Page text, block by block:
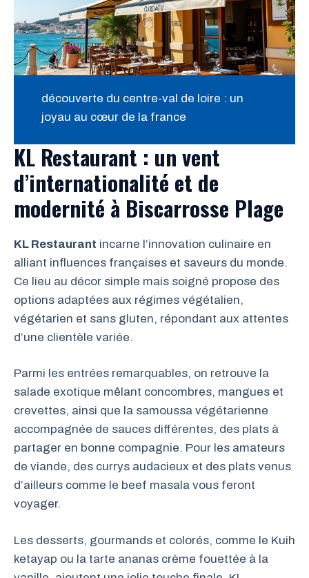
découverte du centre-val de loire : un
joyau au cœur de la france
KL Restaurant : un vent
d’internationalité et de
modernité à Biscarrosse Plage
KL Restaurant incarne l’innovation culinaire en
alliant influences françaises et saveurs du monde.
Ce lieu au décor simple mais soigné propose des
options adaptées aux régimes végétalien,
végétarien et sans gluten, répondant aux attentes
d’une clientèle variée.
Parmi les entrées remarquables, on retrouve la
salade exotique mêlant concombres, mangues et
crevettes, ainsi que la samoussa végétarienne
accompagnée de sauces différentes, des plats à
partager en bonne compagnie. Pour les amateurs
de viande, des currys audacieux et des plats venus
d’ailleurs comme le beef masala vous feront
voyager.
Les desserts, gourmands et colorés, comme le Kuih
ketayap ou la tarte ananas crème fouettée à la